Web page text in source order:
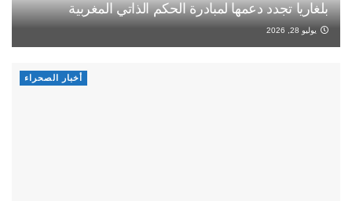
بلغاريا تجدد دعمها لمبادرة الحكم الذاتي المغربية
يوليو 28, 2026
أخبار الصحراء